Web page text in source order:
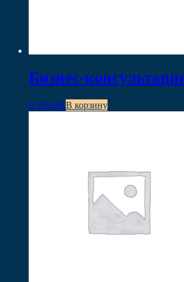
Бизнес-
₪ 555.00 В корзину